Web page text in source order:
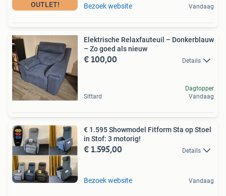
OUTLET! Bezoek website Vandaag
Elektrische Relaxfauteuil – Donkerblauw
– Zo goed als nieuw
€ 100,00 Details
Sittard
Dagtopper
Vandaag
€ 1.595 Showmodel Fitform Sta op Stoel
in Stof: 3 motorig!
€ 1.595,00 Details
Bezoek website Vandaag